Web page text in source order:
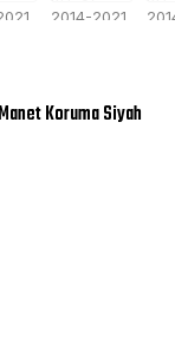
Koruma Siyah